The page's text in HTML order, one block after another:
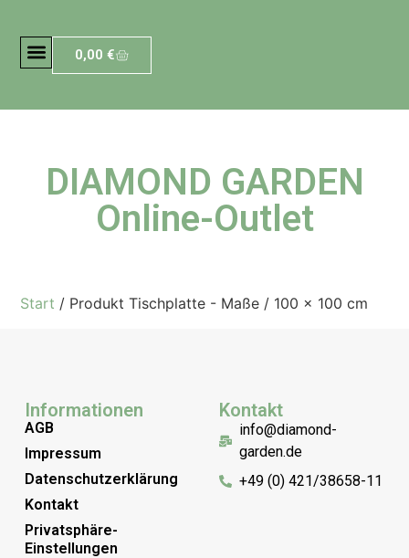
0,00€
DIAMOND GARDEN
Online-Outlet
Start / Produkt Tischplatte - Maße / 100 x 100 cm
Informationen
AGB
Impressum
Datenschutzerklärung
Kontakt
Privatsphäre-
Einstellungen
Kontakt
info@diamond-
garden.de
+49 (0) 421/38658-11